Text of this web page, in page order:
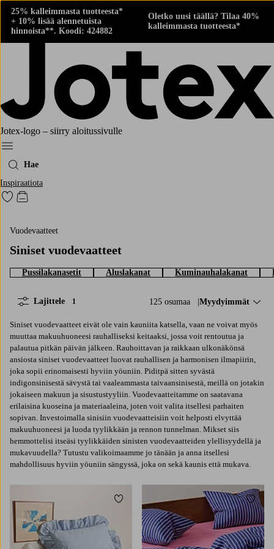
25% kalleimmasta tuotteesta*
+ 10% lisää alennetuista
hinnoista**. Koodi: 424882
Oletko uusi täällä? Tilaa 40%
kalleimmasta tuotteesta*
Jotex-logo – siirry aloitussivulle
Menu
Hae
Inspiraatiota
Siirry merkittyihin suosikkituotteisiin
Siirry ostoskoriin
Vuodevaatteet
Siniset vuodevaatteet
Pussilakanasetit Aluslakanat Kuminauhalakanat
125 osumaa Lajittele:
Myydyimmät
Lajittele 1
Siniset vuodevaatteet eivät ole vain kauniita katsella, vaan ne voivat myös
muuttaa makuuhuoneesi rauhalliseksi keitaaksi, jossa voit rentoutua ja
palautua pitkän päivän jälkeen. Rauhoittavan ja raikkaan ulkonäkönsä
ansiosta siniset vuodevaatteet luovat rauhallisen ja harmonisen ilmapiirin,
joka sopii erinomaisesti hyviin yöuniin. Piditpä sitten syvästä
indigonsinisestä sävystä tai vaaleammasta taivaansinisestä, meillä on jotakin
jokaiseen makuun ja sisustustyyliin. Vuodevaatteitamme on saatavana
erilaisina kuoseina ja materiaaleina, joten voit valita itsellesi parhaiten
sopivan. Investoimalla sinisiin vuodevaatteisiin voit helposti elvyttää
makuuhuoneesi ja luoda tyylikkään ja rennon tunnelman. Mikset siis
hemmottelisi itseäsi tyylikkäiden sinisten vuodevaatteiden ylellisyydellä ja
mukavuudella? Tutustu valikoimaamme jo tänään ja anna itsellesi
mahdollisuus hyviin yöuniin sängyssä, joka on sekä kaunis että mukava.
Lisää suosikkeihin Lisää